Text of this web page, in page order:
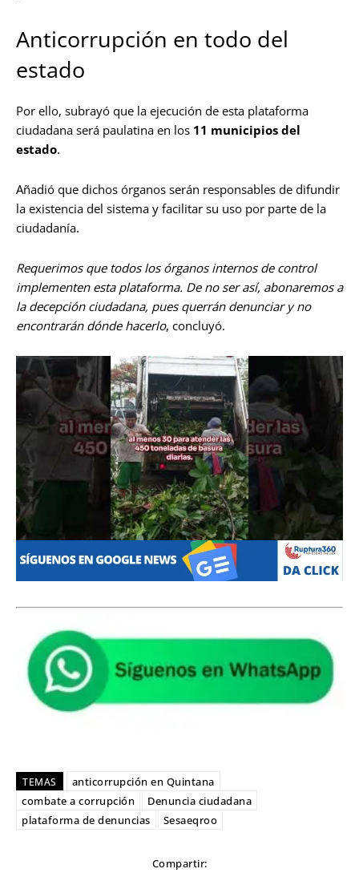
Anticorrupción en todo del
estado
Por ello, subrayó que la ejecución de esta plataforma
ciudadana será paulatina en los 11 municipios del
estado.
Añadió que dichos órganos serán responsables de difundir
la existencia del sistema y facilitar su uso por parte de la
ciudadanía.
Requerimos que todos los órganos internos de control
implementen esta plataforma. De no ser así, abonaremos a
la decepción ciudadana, pues querrán denunciar y no
encontrarán dónde hacerlo, concluyó.
TEMAS
anticorrupción en Quintana
combate a corrupción
Denuncia ciudadana
plataforma de denuncias
Sesaeqroo
Compartir: